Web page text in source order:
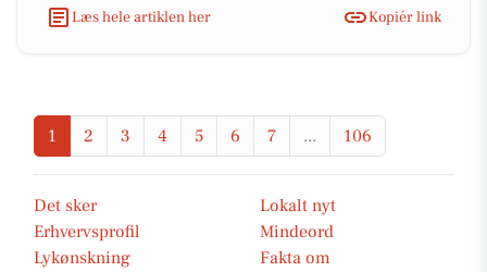
Læs hele artiklen her
Kopiér link
1 2 3 4 5 6 7 ... 106
Det sker
Lokalt nyt
Erhvervsprofil
Mindeord
Lykønskning
Fakta om